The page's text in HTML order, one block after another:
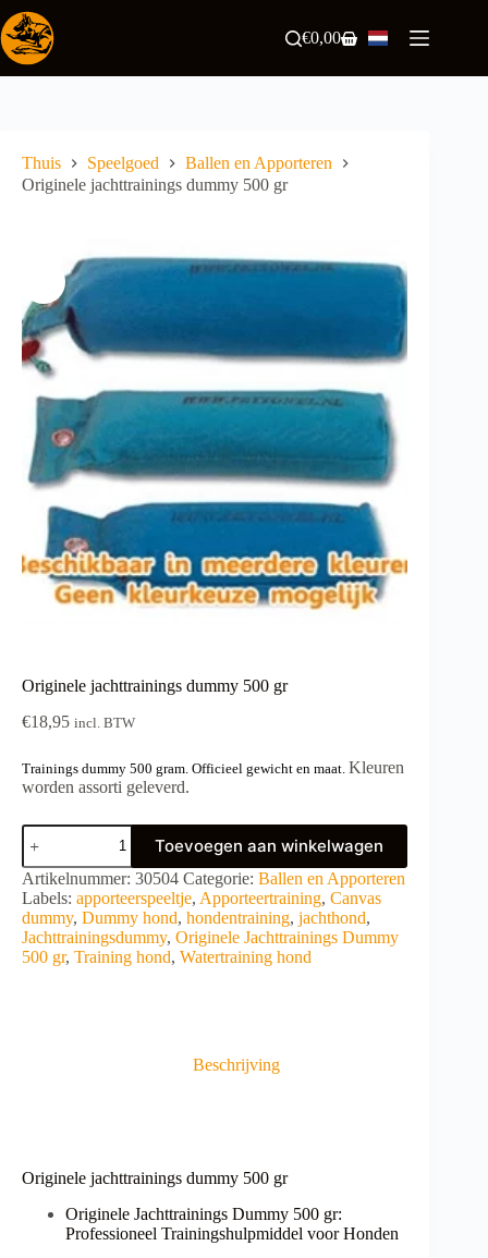
naar
de
inhoud
Winkelwagen
€0,00
Thuis Speelgoed
Ballen en Apporteren
Originele jachttrainings dummy 500 gr
Originele jachttrainings dummy 500 gr
€18,95 incl. BTW
Trainings dummy 500 gram. Officieel gewicht en maat. Kleuren
worden assorti geleverd.
Originele
jachttrainings
dummy
500
gr
aantal
Toevoegen aan winkelwagen
A
l
t
e
r
Artikelnummer: 30504 Categorie: Ballen en Apporteren
Labels: apporteerspeeltje, Apporteertraining, Canvas
dummy, Dummy hond, hondentraining, jachthond,
Jachttrainingsdummy, Originele Jachttrainings Dummy
500 gr, Training hond, Watertraining hond
Beschrijving
Originele jachttrainings dummy 500 gr
Originele Jachttrainings Dummy 500 gr:
Professioneel Trainingshulpmiddel voor Honden